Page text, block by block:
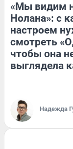
«Мы видим
Нолана»: с
настроем
смотреть
чтобы она
выглядела
Надежда